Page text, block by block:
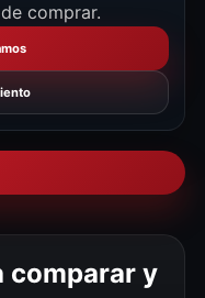
comprar.
comparar y